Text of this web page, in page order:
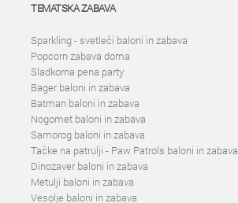
TEMATSKA ZABAVA
Sparkling - svetleči baloni in zabava
Popcorn zabava doma
Sladkorna pena party
Bager baloni in zabava
Batman baloni in zabava
Nogomet baloni in zabava
Samorog baloni in zabava
Tačke na patrulji - Paw Patrols baloni in zabava
Dinozaver baloni in zabava
Metulji baloni in zabava
Vesolje baloni in zabava